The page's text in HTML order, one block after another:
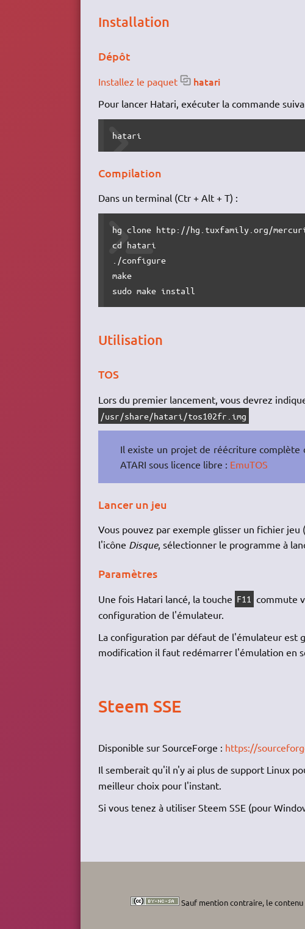
Installation
Dépôt
Installez le paquet hatari
Pour lancer Hatari, exécuter la commande
hatari
Compilation
Dans un terminal (Ctr + Alt + T) :
hg clone http://hg.tuxfamily.org/
cd hatari
./configure
make
sudo make install
Utilisation
TOS
Lors du premier lancement, vous devrez
/usr/share/hatari/tos102fr.img
Il existe un projet de réécriture complète
ATARI sous licence libre : EmuTOS
Lancer un jeu
Vous pouvez par exemple glisser un fichier
l'icône Disque, sélectionner le programme à
Paramètres
Une fois Hatari lancé, la touche F11 commute
configuration de l'émulateur.
La configuration par défaut de l'émulateur
modification il faut redémarrer l'émulation en
Steem SSE
Disponible sur SourceForge : https://
Il semberait qu'il n'y ai plus de support Linux
meilleur choix pour l'instant.
Si vous tenez à utiliser Steem SSE (pour
Sauf mention contraire, le